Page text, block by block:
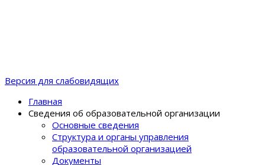
Версия для слабовидящих
Главная
Сведения об образовательной организации
Основные сведения
Структура и органы управления
образовательной организацией
Документы